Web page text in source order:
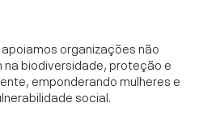
organizações não
biodiversidade, proteção e
emponderando mulheres e
social.